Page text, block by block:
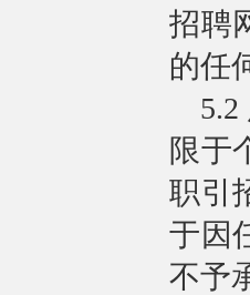
招聘
的任
限于
职引
于因
不予